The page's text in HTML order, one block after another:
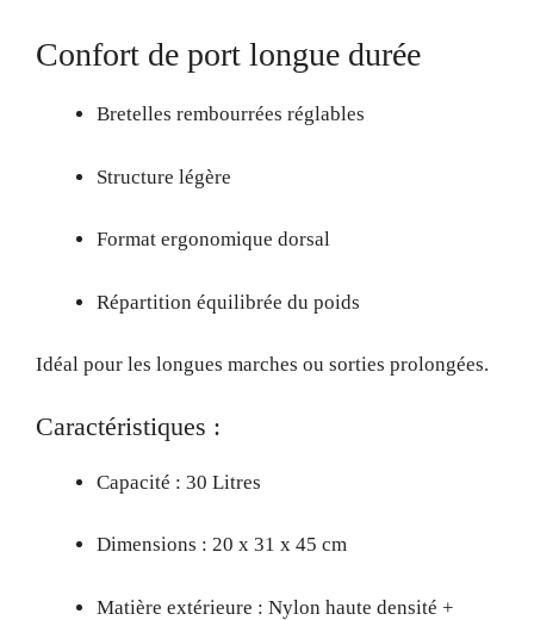
Confort de port longue durée
Bretelles rembourrées réglables
Structure légère
Format ergonomique dorsal
Répartition équilibrée du poids
Idéal pour les longues marches ou sorties prolongées.
Caractéristiques :
Capacité : 30 Litres
Dimensions : 20 x 31 x 45 cm
Matière extérieure : Nylon haute densité +